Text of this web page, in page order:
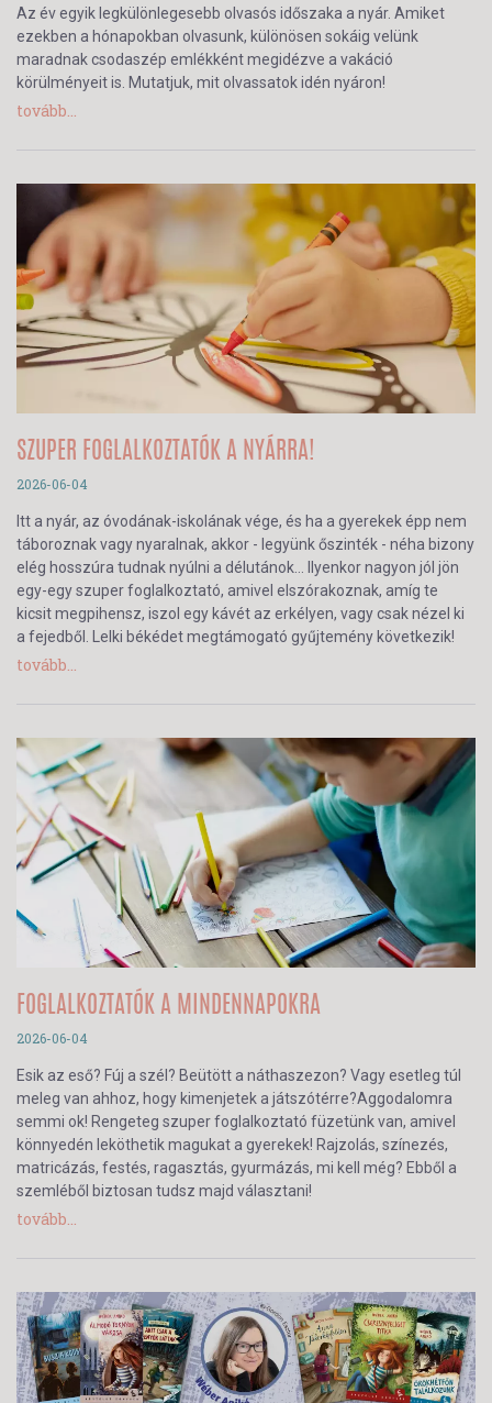
Az év egyik legkülönlegesebb olvasós időszaka a nyár. Amiket
ezekben a hónapokban olvasunk, különösen sokáig velünk
maradnak csodaszép emlékként megidézve a vakáció
körülményeit is. Mutatjuk, mit olvassatok idén nyáron!
tovább...
SZUPER FOGLALKOZTATÓK A NYÁRRA!
2026-06-04
Itt a nyár, az óvodának-iskolának vége, és ha a gyerekek épp nem
táboroznak vagy nyaralnak, akkor - legyünk őszinték - néha bizony
elég hosszúra tudnak nyúlni a délutánok… Ilyenkor nagyon jól jön
egy-egy szuper foglalkoztató, amivel elszórakoznak, amíg te
kicsit megpihensz, iszol egy kávét az erkélyen, vagy csak nézel ki
a fejedből. Lelki békédet megtámogató gyűjtemény következik!
tovább...
FOGLALKOZTATÓK A MINDENNAPOKRA
2026-06-04
Esik az eső? Fúj a szél? Beütött a náthaszezon? Vagy esetleg túl
meleg van ahhoz, hogy kimenjetek a játszótérre?Aggodalomra
semmi ok! Rengeteg szuper foglalkoztató füzetünk van, amivel
könnyedén leköthetik magukat a gyerekek! Rajzolás, színezés,
matricázás, festés, ragasztás, gyurmázás, mi kell még? Ebből a
szemléből biztosan tudsz majd választani!
tovább...